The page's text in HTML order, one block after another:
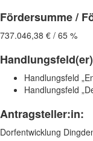
Fördersumme /
737.046,38 € / 65 %
Handlungsfeld(er)
Handlungsfeld
Handlungsfeld
Antragsteller:in:
Dorfentwicklung